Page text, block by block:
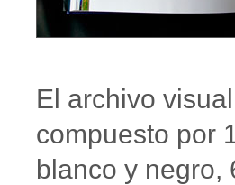
El archivo
compuesto por
blanco y negro,